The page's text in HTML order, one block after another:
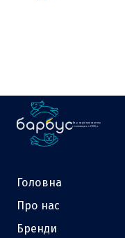
Ваш надійний партнер
у зоотоварах з 2000 р.
Головна
Про нас
Бренди